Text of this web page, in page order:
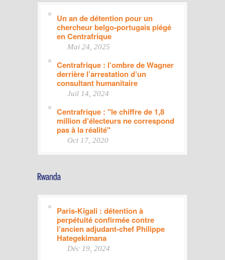
Un an de détention pour un
chercheur belgo-portugais piégé
en Centrafrique
Mai 24, 2025
Centrafrique : l’ombre de Wagner
derrière l’arrestation d’un
consultant humanitaire
Juil 14, 2024
Centrafrique : "le chiffre de 1,8
million d’électeurs ne correspond
pas à la réalité"
Oct 17, 2020
Paris-Kigali : détention à
perpétuité confirmée contre
l’ancien adjudant-chef Philippe
Hategekimana
Déc 19, 2024